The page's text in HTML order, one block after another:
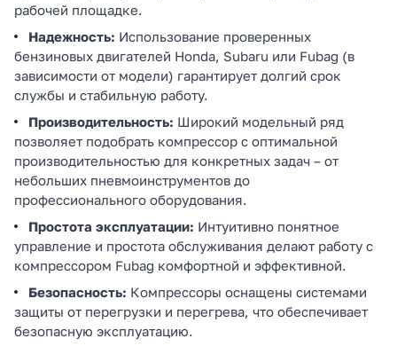
рабочей площадке.
Надежность: Использование проверенных
бензиновых двигателей Honda, Subaru или Fubag (в
зависимости от модели) гарантирует долгий срок
службы и стабильную работу.
Производительность: Широкий модельный ряд
позволяет подобрать компрессор с оптимальной
производительностью для конкретных задач – от
небольших пневмоинструментов до
профессионального оборудования.
Простота эксплуатации: Интуитивно понятное
управление и простота обслуживания делают работу с
компрессором Fubag комфортной и эффективной.
Безопасность: Компрессоры оснащены системами
защиты от перегрузки и перегрева, что обеспечивает
безопасную эксплуатацию.